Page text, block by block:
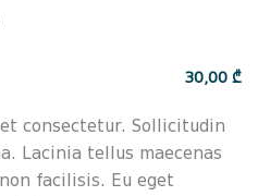
30,00 ₾
consectetur. Sollicitudin
Lacinia tellus maecenas
facilisis. Eu eget